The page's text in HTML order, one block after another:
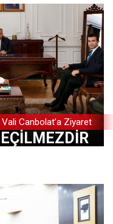
Canbolat’a Ziyaret